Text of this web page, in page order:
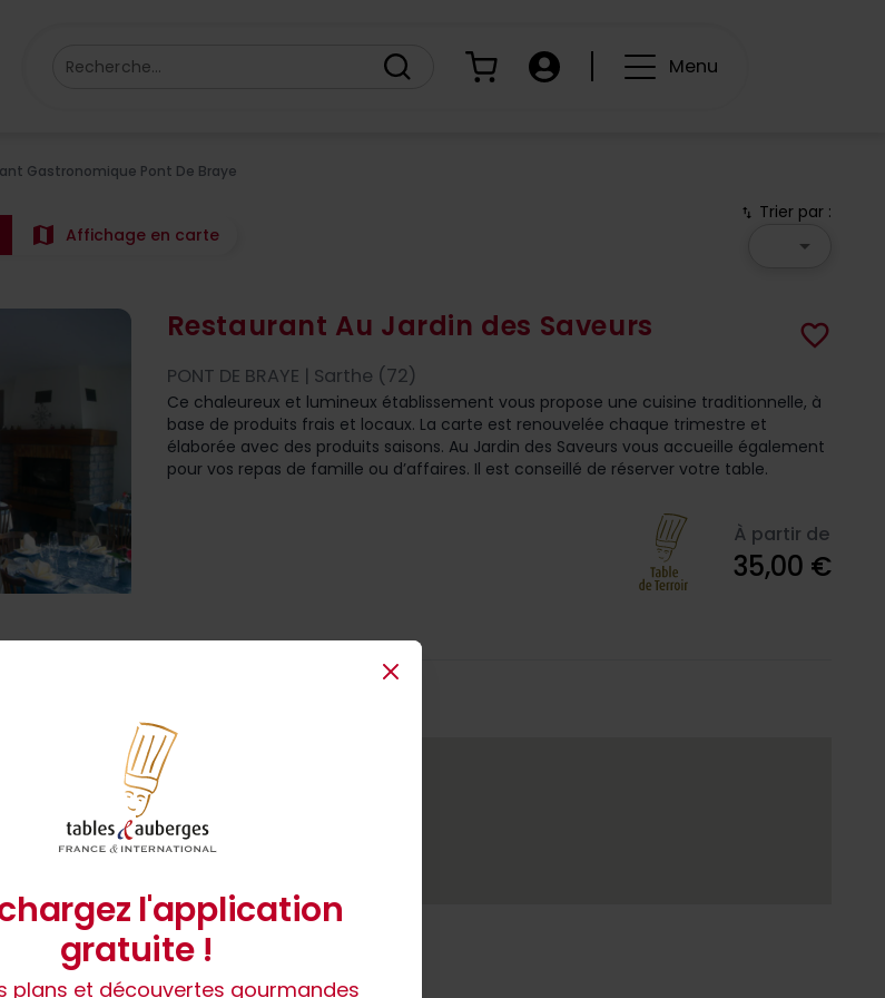
Recherche... Panier Compte Menu
Gastronomique Pont De Braye
map Affichage en carte
swap_vert Trier par :
arrow_drop_down
Restaurant Au Jardin des Saveurs favorite_border
PONT DE BRAYE | Sarthe (72)
Ce chaleureux et lumineux établissement vous propose une cuisine traditionnelle, à
base de produits frais et locaux. La carte est renouvelée chaque trimestre et
élaborée avec des produits saisons. Au Jardin des Saveurs vous accueille également
pour vos repas de famille ou d’affaires. Il est conseillé de réserver votre table.
À partir de
35,00 €
Close
l'application
gratuite !
plans et découvertes gourmandes